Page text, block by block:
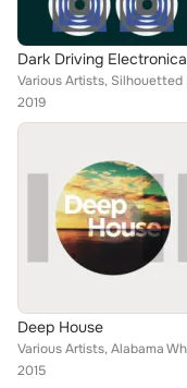
Dark Driving Electronica
2019
Deep House
2015